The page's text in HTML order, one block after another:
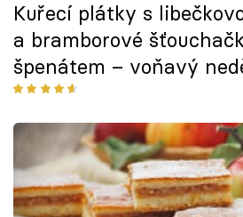
Kuřecí plátky s
a bramborové
špenátem – voňavý
aroatickou bylinkou v